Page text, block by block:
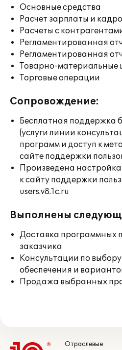
Основные средства
Расчет зарплаты и
Расчеты с
Регламентированная
Регламентированная
Товарно-материальные
Торговые операции
Сопровождение:
Бесплатная поддержка
(услуги линии
программ и доступ к
сайте поддержки
Произведена
к сайту поддержки
users.v8.1c.ru
Выполнены
Доставка программных
заказчика
Консультации по
обеспечения и
Продажа выбранных
Отраслевые